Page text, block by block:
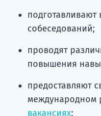
подготавливают
собеседований;
проводят
повышения
предоставляют
международном
вакансиях;